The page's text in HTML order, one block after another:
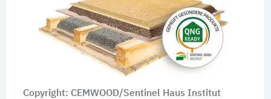
Copyright: CEMWOOD/Sentinel Haus Institut